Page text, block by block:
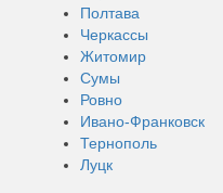
Полтава
Черкассы
Житомир
Сумы
Ровно
Ивано-Франковск
Тернополь
Луцк